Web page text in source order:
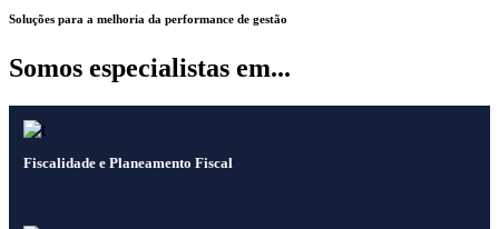
Soluções para a melhoria da performance de gestão
Somos especialistas em...
Fiscalidade e Planeamento Fiscal